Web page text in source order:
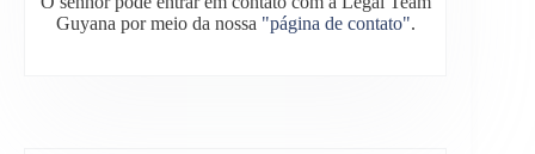
Guyana por meio da nossa "página de contato".